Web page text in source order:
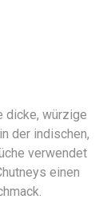
dicke, würzige
der indischen,
verwendet
einen